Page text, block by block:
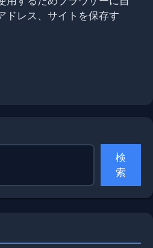
ドレス、サイトを保存す
検
索